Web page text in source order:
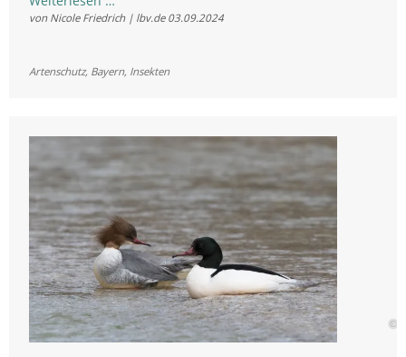
Night:
aus,
von Nicole Friedrich | lbv.de 03.09.2024
Artenschutz, Bayern, Insekten
©